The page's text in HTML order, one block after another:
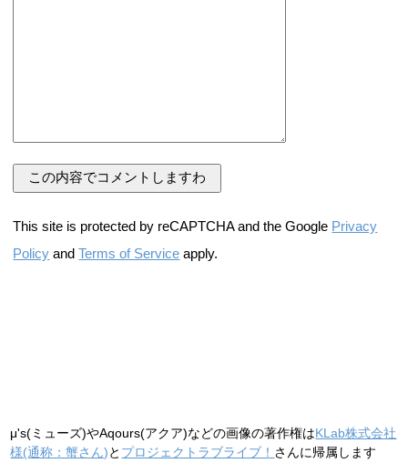
This site is protected by reCAPTCHA and the Google Privacy
Policy andTerms of Service apply.
μ's(ミューズ)やAqours(アクア)などの画像の著作権はKLab株式会社
様(通称：蟹さん)と プロジェクトラブライブ！ さんに帰属します